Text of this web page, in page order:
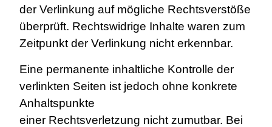
der Verlinkung auf mögliche Rechtsverstöße
überprüft. Rechtswidrige Inhalte waren zum
Zeitpunkt der Verlinkung nicht erkennbar.
Eine permanente inhaltliche Kontrolle der
verlinkten Seiten ist jedoch ohne konkrete
Anhaltspunkte
einer Rechtsverletzung nicht zumutbar. Bei